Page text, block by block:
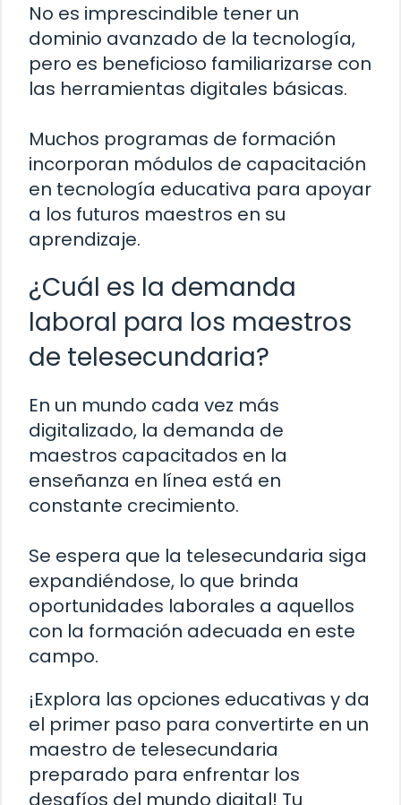
No es imprescindible tener un
dominio avanzado de la tecnología,
pero es beneficioso familiarizarse con
las herramientas digitales básicas.
Muchos programas de formación
incorporan módulos de capacitación
en tecnología educativa para apoyar
a los futuros maestros en su
aprendizaje.
¿Cuál es la demanda
laboral para los maestros
de telesecundaria?
En un mundo cada vez más
digitalizado, la demanda de
maestros capacitados en la
enseñanza en línea está en
constante crecimiento.
Se espera que la telesecundaria siga
expandiéndose, lo que brinda
oportunidades laborales a aquellos
con la formación adecuada en este
campo.
¡Explora las opciones educativas y da
el primer paso para convertirte en un
maestro de telesecundaria
preparado para enfrentar los
desafíos del mundo digital! Tu